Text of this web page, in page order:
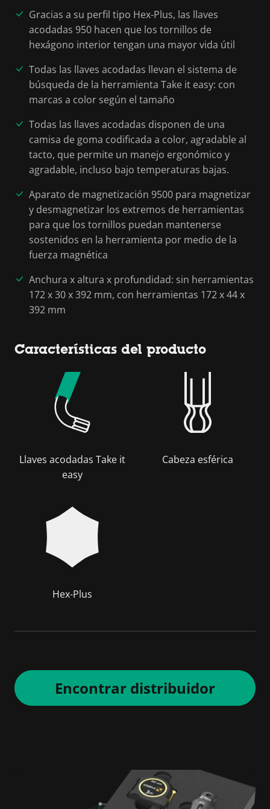
Gracias a su perfil tipo Hex-Plus, las llaves
acodadas 950 hacen que los tornillos de
hexágono interior tengan una mayor vida útil
Todas las llaves acodadas llevan el sistema de
búsqueda de la herramienta Take it easy: con
marcas a color según el tamaño
Todas las llaves acodadas disponen de una
camisa de goma codificada a color, agradable al
tacto, que permite un manejo ergonómico y
agradable, incluso bajo temperaturas bajas.
Aparato de magnetización 9500 para magnetizar
y desmagnetizar los extremos de herramientas
para que los tornillos puedan mantenerse
sostenidos en la herramienta por medio de la
fuerza magnética
Anchura x altura x profundidad: sin herramientas
172 x 30 x 392 mm, con herramientas 172 x 44 x
392 mm
Características del producto
Llaves acodadas Take it
easy
Cabeza esférica
Hex-Plus
Encontrar distribuidor